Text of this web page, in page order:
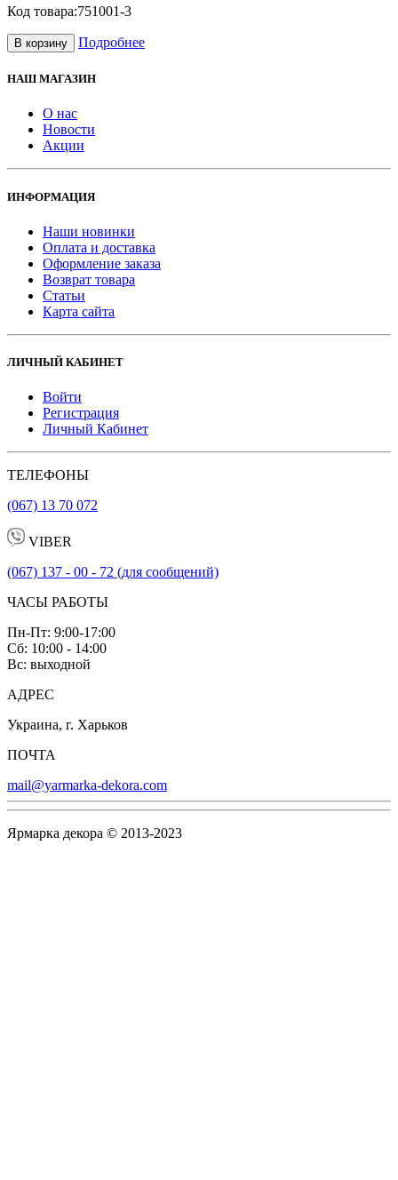
Код товара:751001-3
В корзину Подробнее
НАШ МАГАЗИН
О нас
Новости
Акции
ИНФОРМАЦИЯ
Наши новинки
Оплата и доставка
Оформление заказа
Возврат товара
Статьи
Карта сайта
ЛИЧНЫЙ КАБИНЕТ
Войти
Регистрация
Личный Кабинет
ТЕЛЕФОНЫ
(067) 13 70 072
VIBER
(067) 137 - 00 - 72 (для сообщений)
ЧАСЫ РАБОТЫ
Пн-Пт: 9:00-17:00
Сб: 10:00 - 14:00
Вс: выходной
АДРЕС
Украина, г. Харьков
ПОЧТА
mail@yarmarka-dekora.com
Ярмарка декора © 2013-2023